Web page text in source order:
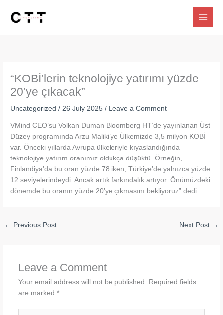
“KOBİ’lerin teknolojiye yatırımı yüzde
20’ye çıkacak”
Uncategorized /26 July 2025/ Leave a Comment
VMind CEO’su Volkan Duman Bloomberg HT’de yayınlanan Üst
Düzey programında Arzu Maliki’ye Ülkemizde 3,5 milyon KOBİ
var. Önceki yıllarda Avrupa ülkeleriyle kıyaslandığında
teknolojiye yatırım oranımız oldukça düşüktü. Örneğin,
Finlandiya’da bu oran yüzde 78 iken, Türkiye’de yalnızca yüzde
12 seviyelerindeydi. Ancak artık farkındalık artıyor. Önümüzdeki
dönemde bu oranın yüzde 20’ye çıkmasını bekliyoruz” dedi.
← Previous Post Next Post →
Leave a Comment
Your email address will not be published.
Required fields
are marked *